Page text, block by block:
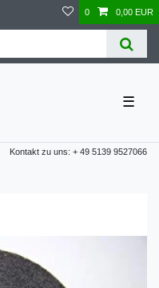
0 0,00 EUR
☰
Kontakt zu uns: + 49 5139 9527066